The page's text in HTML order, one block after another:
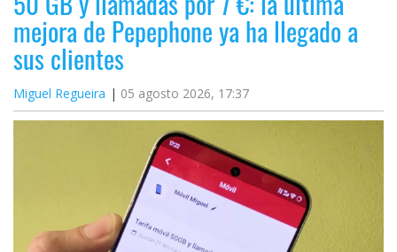
mejora de Pepephone ya ha llegado a
sus clientes
Miguel Regueira 05 agosto 2026, 17:37